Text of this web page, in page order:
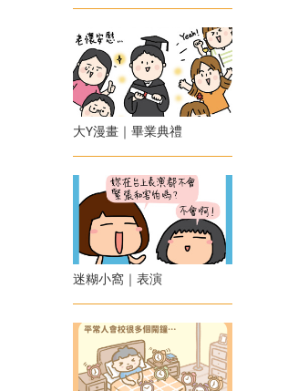
大Y漫畫｜畢業典禮
迷糊小窩｜表演